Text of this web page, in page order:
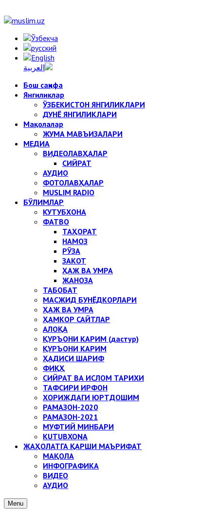
Бош саҳифа
Янгиликлар
ЎЗБЕКИСТОН ЯНГИЛИКЛАРИ
ДУНЁ ЯНГИЛИКЛАРИ
Мақолалар
ЖУМА МАВЪИЗАЛАРИ
МЕДИА
ВИДЕОЛАВҲАЛАР
СИЙРАТ
АУДИО
ФОТОЛАВҲАЛАР
MUSLIM RADIO
БЎЛИМЛАР
КУТУБХОНА
ФАТВО
ТАҲОРАТ
НАМОЗ
РЎЗА
ЗАКОТ
ҲАЖ ВА УМРА
ЖАНОЗА
ТАБОБАТ
МАСЖИД БУНЁДКОРЛАРИ
ҲАЖ ВА УМРА
ҲАМКОР САЙТЛАР
АЛОҚА
ҚУРЪОНИ КАРИМ (дастур)
ҚУРЪОНИ КАРИМ
ҲАДИСИ ШАРИФ
ФИҚҲ
СИЙРАТ ВА ИСЛОМ ТАРИХИ
ТАФСИРИ ИРФОН
ХОРИЖДАГИ ЮРТДОШИМ
РАМАЗОН-2020
РАМАЗОН-2021
МУФТИЙ МИНБАРИ
KUTUBXONA
ЖАҲОЛАТГА ҚАРШИ МАЪРИФАТ
МАҚОЛА
ИНФОГРАФИКА
ВИДЕО
АУДИО
Menu